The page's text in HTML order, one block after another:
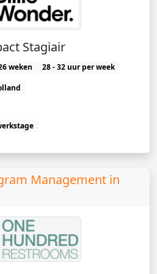
Stagiair
weken
28 - 32 uur per week
Management in